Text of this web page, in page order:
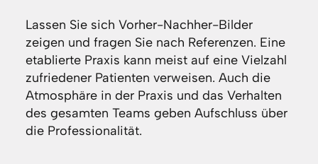
Lassen Sie sich Vorher-Nachher-Bilder
zeigen und fragen Sie nach Referenzen. Eine
etablierte Praxis kann meist auf eine Vielzahl
zufriedener Patienten verweisen. Auch die
Atmosphäre in der Praxis und das Verhalten
des gesamten Teams geben Aufschluss über
die Professionalität.